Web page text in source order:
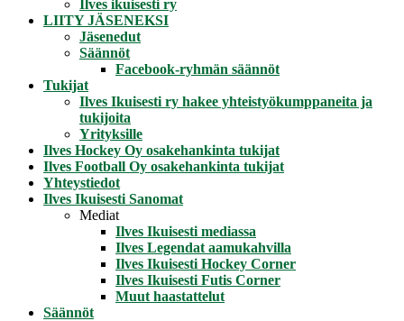
Ilves ikuisesti ry
LIITY JÄSENEKSI
Jäsenedut
Säännöt
Facebook-ryhmän säännöt
Tukijat
Ilves Ikuisesti ry hakee yhteistyökumppaneita ja
tukijoita
Yrityksille
Ilves Hockey Oy osakehankinta tukijat
Ilves Football Oy osakehankinta tukijat
Yhteystiedot
Ilves Ikuisesti Sanomat
Mediat
Ilves Ikuisesti mediassa
Ilves Legendat aamukahvilla
Ilves Ikuisesti Hockey Corner
Ilves Ikuisesti Futis Corner
Muut haastattelut
Säännöt